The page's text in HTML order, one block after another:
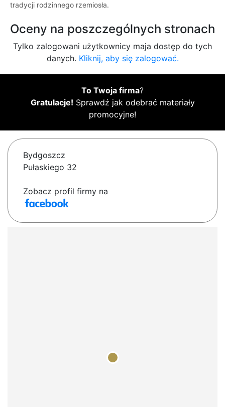
tradycji rodzinnego rzemiosła.
Oceny na poszczególnych stronach
Tylko zalogowani użytkownicy maja dostęp do tych
danych. Kliknij, aby się zalogować.
To Twoja firma?
Gratulacje! Sprawdź jak odebrać materiały
promocyjne!
Bydgoszcz
Pułaskiego 32
Zobacz profil firmy na